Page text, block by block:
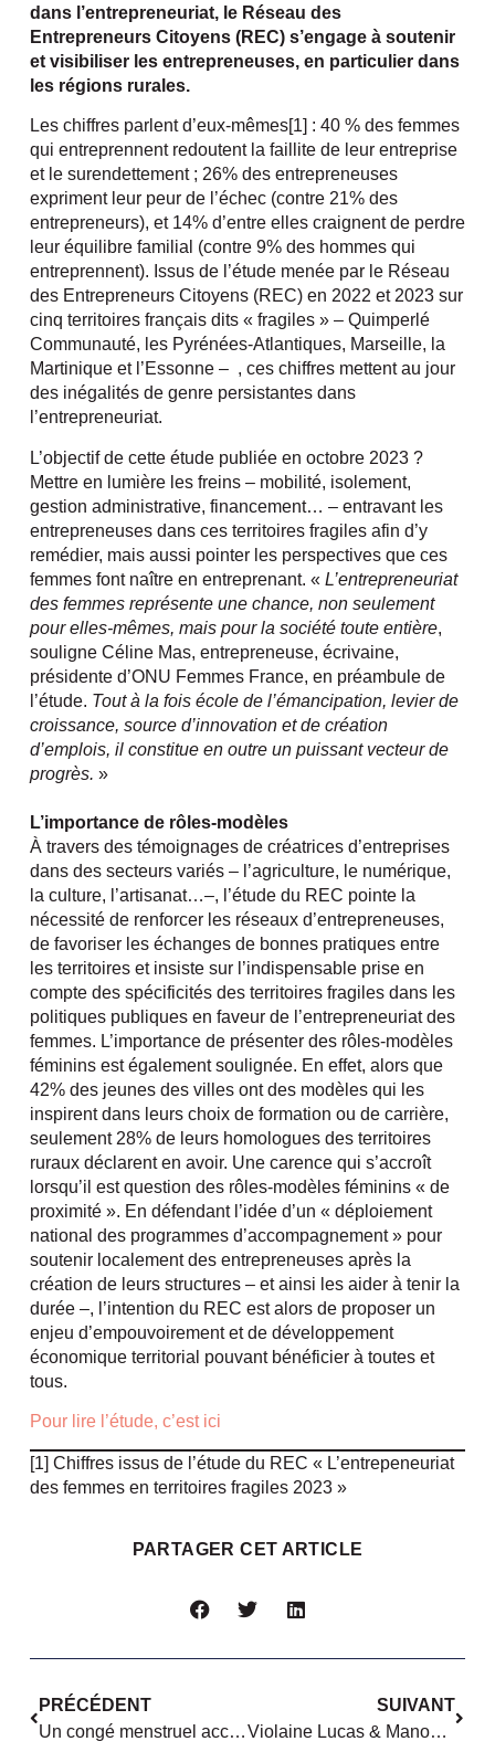
dans l’entrepreneuriat, le Réseau des
Entrepreneurs Citoyens (REC) s’engage à soutenir
et visibiliser les entrepreneuses, en particulier dans
les régions rurales.
Les chiffres parlent d’eux-mêmes[1] : 40 % des femmes
qui entreprennent redoutent la faillite de leur entreprise
et le surendettement ; 26% des entrepreneuses
expriment leur peur de l’échec (contre 21% des
entrepreneurs), et 14% d’entre elles craignent de perdre
leur équilibre familial (contre 9% des hommes qui
entreprennent). Issus de l’étude menée par le Réseau
des Entrepreneurs Citoyens (REC) en 2022 et 2023 sur
cinq territoires français dits « fragiles » – Quimperlé
Communauté, les Pyrénées-Atlantiques, Marseille, la
Martinique et l’Essonne – , ces chiffres mettent au jour
des inégalités de genre persistantes dans
l’entrepreneuriat.
L’objectif de cette étude publiée en octobre 2023 ?
Mettre en lumière les freins – mobilité, isolement,
gestion administrative, financement… – entravant les
entrepreneuses dans ces territoires fragiles afin d’y
remédier, mais aussi pointer les perspectives que ces
femmes font naître en entreprenant. « L’entrepreneuriat
des femmes représente une chance, non seulement
pour elles-mêmes, mais pour la société toute entière,
souligne Céline Mas, entrepreneuse, écrivaine,
présidente d’ONU Femmes France, en préambule de
l’étude. Tout à la fois école de l’émancipation, levier de
croissance, source d’innovation et de création
d’emplois, il constitue en outre un puissant vecteur de
progrès. »
L’importance de rôles-modèles
À travers des témoignages de créatrices d’entreprises
dans des secteurs variés – l’agriculture, le numérique,
la culture, l’artisanat…–, l’étude du REC pointe la
nécessité de renforcer les réseaux d’entrepreneuses,
de favoriser les échanges de bonnes pratiques entre
les territoires et insiste sur l’indispensable prise en
compte des spécificités des territoires fragiles dans les
politiques publiques en faveur de l’entrepreneuriat des
femmes. L’importance de présenter des rôles-modèles
féminins est également soulignée. En effet, alors que
42% des jeunes des villes ont des modèles qui les
inspirent dans leurs choix de formation ou de carrière,
seulement 28% de leurs homologues des territoires
ruraux déclarent en avoir. Une carence qui s’accroît
lorsqu’il est question des rôles-modèles féminins « de
proximité ». En défendant l’idée d’un « déploiement
national des programmes d’accompagnement » pour
soutenir localement des entrepreneuses après la
création de leurs structures – et ainsi les aider à tenir la
durée –, l’intention du REC est alors de proposer un
enjeu d’empouvoirement et de développement
économique territorial pouvant bénéficier à toutes et
tous.
Pour lire l’étude, c’est ici
[1] Chiffres issus de l’étude du REC « L’entrepeneuriat
des femmes en territoires fragiles 2023 »
PARTAGER CET ARTICLE
PRÉCÉDENT
Un congé menstruel accessible à l’université d’Angers
SUIVANT
Violaine Lucas & Manon Kerivel : « La France brandit comme un étendard son féminisme mais n’en fait rien ! »